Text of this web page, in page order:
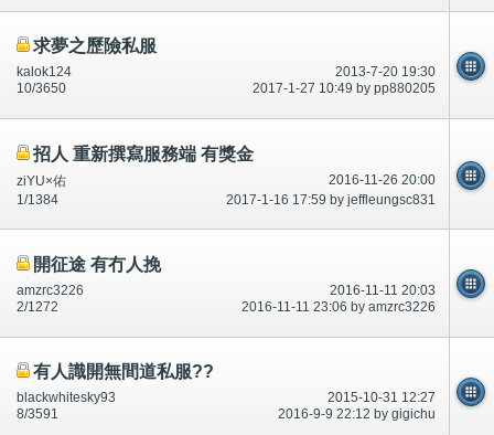
求夢之歷險私服
2013-7-20 19:30
kalok124
2017-1-27 10:49 by pp880205
10/3650
招人 重新撰寫服務端 有獎金
2016-11-26 20:00
ziYU×佑
2017-1-16 17:59 by jeffleungsc831
1/1384
開征途 有冇人挽
2016-11-11 20:03
amzrc3226
2016-11-11 23:06 by amzrc3226
2/1272
有人識開無間道私服??
2015-10-31 12:27
blackwhitesky93
2016-9-9 22:12 by gigichu
8/3591